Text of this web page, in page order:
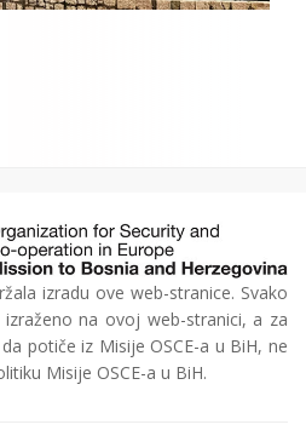
izradu ove web-stranice. Svako
na ovoj web-stranici, a za
potiče iz Misije OSCE-a u BiH, ne
Misije OSCE-a u BiH.